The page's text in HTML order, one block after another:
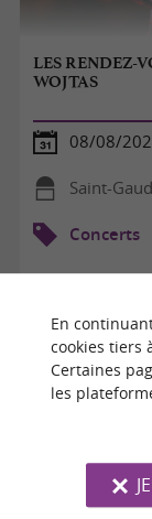
LES RENDEZ-
WOJTAS
08/08/
Saint-
Concerts
En
cookies tiers
Certaines
les